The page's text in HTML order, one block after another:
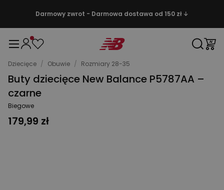
Darmowy zwrot - Darmowa dostawa od 150 zł ↓
Dziecięce / Obuwie / Rozmiary 28-35
Buty dziecięce New Balance P5787AA –
czarne
Biegowe
179,99 zł